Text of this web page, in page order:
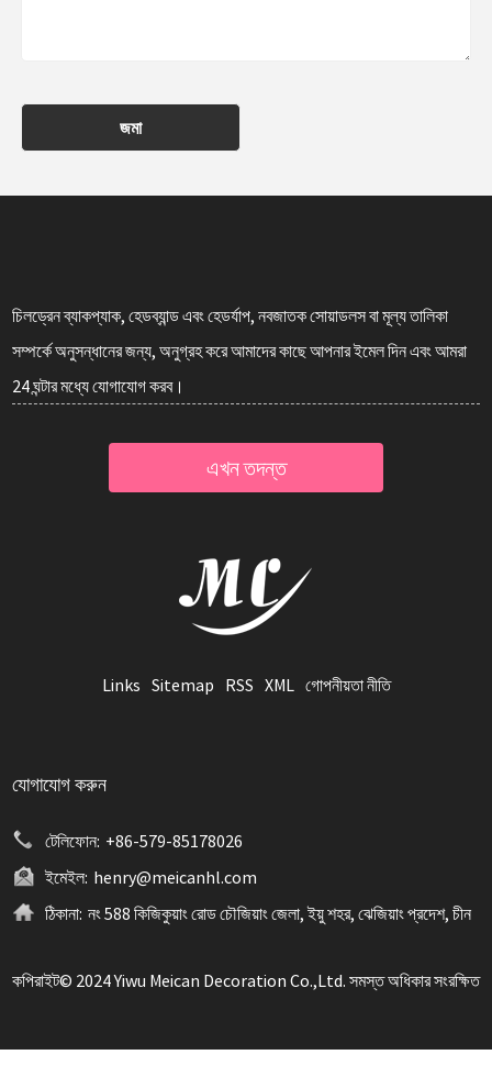
জমা
চিলড্রেন ব্যাকপ্যাক, হেডব্যান্ড এবং হেডর্যাপ, নবজাতক সোয়াডলস বা মূল্য তালিকা
সম্পর্কে অনুসন্ধানের জন্য, অনুগ্রহ করে আমাদের কাছে আপনার ইমেল দিন এবং আমরা
24 ঘন্টার মধ্যে যোগাযোগ করব।
এখন তদন্ত
Links Sitemap RSS XML গোপনীয়তা নীতি
যোগাযোগ করুন
টেলিফোন: +86-579-85178026
ইমেইল: henry@meicanhl.com
ঠিকানা: নং 588 কিজিকুয়াং রোড চৌজিয়াং জেলা, ইয়ু শহর, ঝেজিয়াং প্রদেশ, চীন
কপিরাইট© 2024 Yiwu Meican Decoration Co.,Ltd. সমস্ত অধিকার সংরক্ষিত